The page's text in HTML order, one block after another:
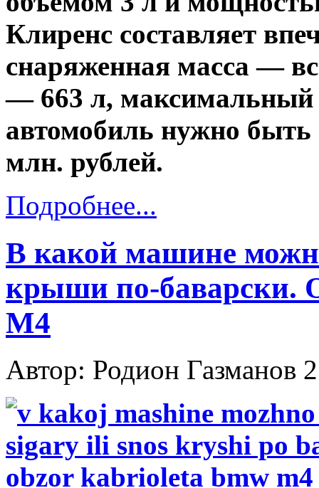
Клиренс составляет
снаряженная масса —
— 663 л, максимальный
автомобиль нужно
млн. рублей.
Подробнее...
В какой машине
крыши по-баварски.
M4
Автор: Родион Газманов